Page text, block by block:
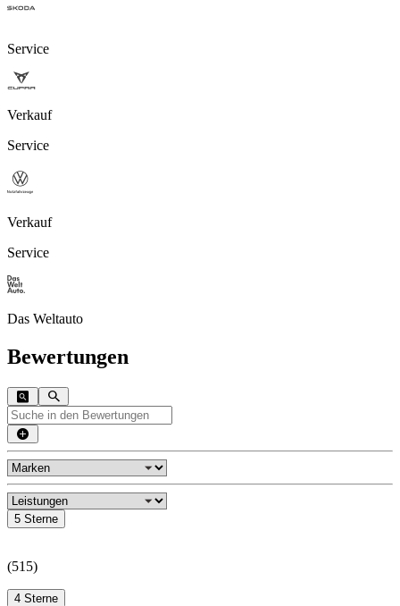
Service
Verkauf
Service
Verkauf
Service
Das Weltauto
Bewertungen
5 Sterne
(515)
4 Sterne